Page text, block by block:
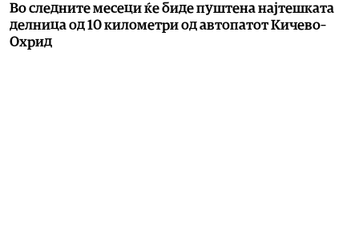
Во следните месеци ќе биде пуштена најтешката
делница од 10 километри од автопатот Кичево–
Охрид